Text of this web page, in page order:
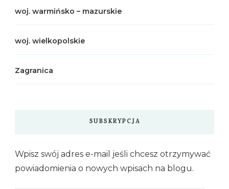
woj. warmińsko – mazurskie
woj. wielkopolskie
Zagranica
SUBSKRYPCJA
Wpisz swój adres e-mail jeśli chcesz otrzymywać
powiadomienia o nowych wpisach na blogu.